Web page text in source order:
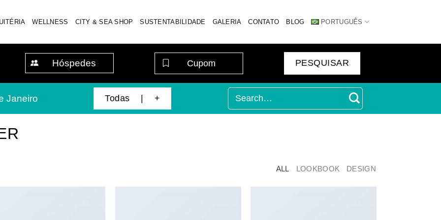
WELLNESS CITY & SEA SHOP SUSTENTABILIDADE GALERIA CONTATO BLOG PORTUGUÊS
Hóspedes
Janeiro Todas | +
ALL LOOKBOOK DESIGN